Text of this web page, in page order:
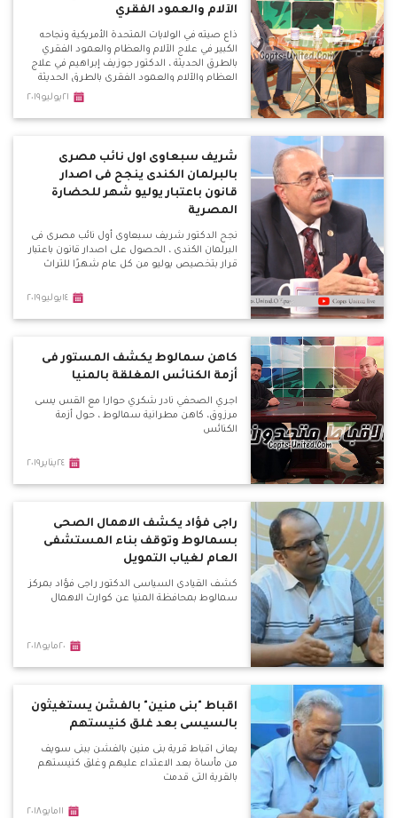
الآلام والعمود الفقري
ذاع صيته في الولايات المتحدة الأمريكية ونجاحه
الكبير في علاج الآلام والعظام والعمود الفقري
بالطرق الحديثة ، الدكتور جوزيف إبراهيم في علاج
العظام والآلام والعمود الفقري بالطرق الحديثة
٢١يوليو٢٠١٩
شريف سبعاوى اول نائب مصرى
بالبرلمان الكندى ينجح فى اصدار
قانون باعتبار يوليو شهر للحضارة
المصرية
نجح الدكتور شريف سبعاوى أول نائب مصرى فى
البرلمان الكندى ، الحصول على اصدار قانون باعتبار
قرار بتخصيص يوليو من كل عام شهرًا للتراث
١٤يوليو٢٠١٩
كاهن سمالوط يكشف المستور فى
أزمة الكنائس المغلقة بالمنيا
اجري الصحفي نادر شكري حوارا مع القس يسى
مرزوق، كاهن مطرانية سمالوط ، حول أزمة
الكنائس
٢٤يناير٢٠١٩
راجى فؤاد يكشف الاهمال الصحى
بسمالوط وتوقف بناء المستشفى
العام لغياب التمويل
كشف القيادى السياسى الدكتور راجى فؤاد بمركز
سمالوط بمحافظة المنيا عن كوارث الاهمال
٢٠مايو٢٠١٨
اقباط "بنى منين" بالفشن يستغيثون
بالسيسى بعد غلق كنيستهم
يعانى اقباط قرية بنى منين بالفشن ببنى سويف
من مأساة بعد الاعتداء عليهم وغلق كنيستهم
بالقرية التى قدمت
١١مايو٢٠١٨